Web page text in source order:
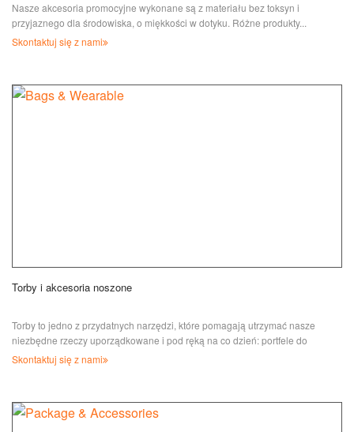
Nasze akcesoria promocyjne wykonane są z materiału bez toksyn i
przyjaznego dla środowiska, o miękkości w dotyku. Różne produkty...
Skontaktuj się z nami
Torby i akcesoria noszone
Torby to jedno z przydatnych narzędzi, które pomagają utrzymać nasze
niezbędne rzeczy uporządkowane i pod ręką na co dzień: portfele do
noszenia kaselek...
Skontaktuj się z nami